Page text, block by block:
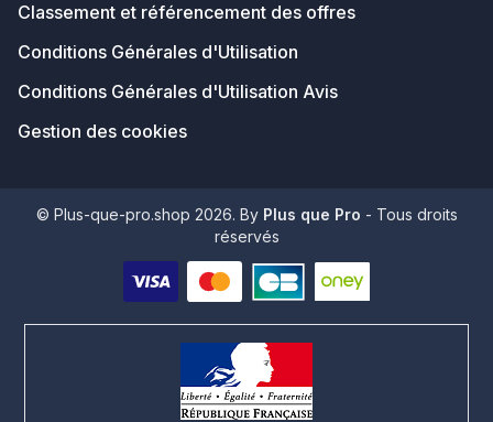
Classement et référencement des offres
Conditions Générales d'Utilisation
Conditions Générales d'Utilisation Avis
Gestion des cookies
© Plus-que-pro.shop 2026. By Plus que Pro - Tous droits
réservés